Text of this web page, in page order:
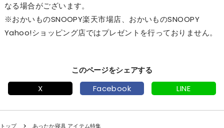
なる場合がございます。
※おかいものSNOOPY楽天市場店、おかいものSNOOPY
Yahoo!ショッピング店ではプレゼントを行っておりません。
このページをシェアする
X
Facebook LINE
トップ あったか寝具 アイテム特集